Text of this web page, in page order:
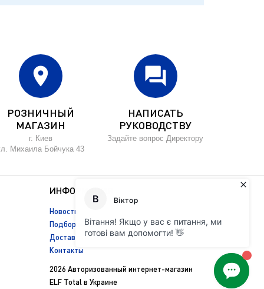
location_on
РОЗНИЧНЫЙ
МАГАЗИН
г. Киев
Михаила Бойчука 43
forum
НАПИСАТЬ
РУКОВОДСТВУ
Задайте вопрос Директору
ИНФОРМАЦИЯ
Новости
Подбор масла
Доставка и оплата
Контакты
2026 Авторизованный интернет-магазин
ELF Total в Украине